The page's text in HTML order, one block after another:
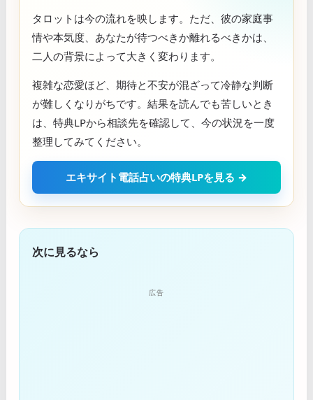
タロットは今の流れを映します。ただ、彼の家庭事
情や本気度、あなたが待つべきか離れるべきかは、
二人の背景によって大きく変わります。
複雑な恋愛ほど、期待と不安が混ざって冷静な判断
が難しくなりがちです。結果を読んでも苦しいとき
は、特典LPから相談先を確認して、今の状況を一度
整理してみてください。
エキサイト電話占いの特典LPを見る →
次に見るなら
広告